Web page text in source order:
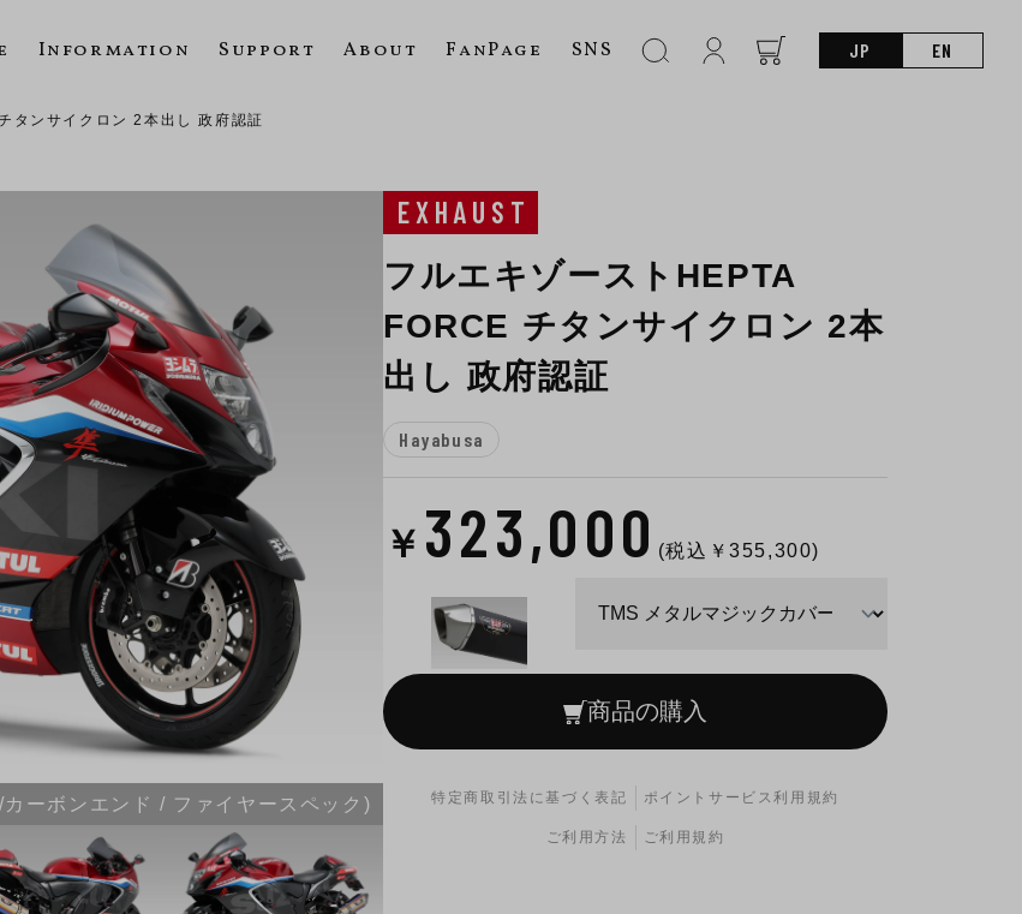
Information Support About FanPage SNS JP EN
タンサイクロン 2本出し 政府認証
ーボンエンド / ファイヤースペック) 写真は110-592FA06G0(TTBC チタンブルーカバー/カーボンエ
EXHAUST
フルエキゾーストHEPTA
FORCE チタンサイクロン 2本
出し 政府認証
Hayabusa
￥ 323,000 (税込￥355,300)
商品の購入
特定商取引法に基づく表記 ポイントサービス利用規約
ご利用方法 ご利用規約